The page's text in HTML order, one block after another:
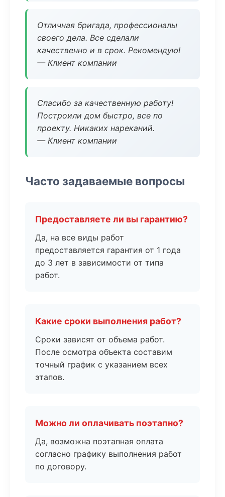
Отличная бригада, профессионалы
своего дела. Все сделали
качественно и в срок. Рекомендую!
— Клиент компании
Спасибо за качественную работу!
Построили дом быстро, все по
проекту. Никаких нареканий.
— Клиент компании
Часто задаваемые вопросы
Предоставляете ли вы гарантию?
Да, на все виды работ
предоставляется гарантия от 1 года
до 3 лет в зависимости от типа
работ.
Какие сроки выполнения работ?
Сроки зависят от объема работ.
После осмотра объекта составим
точный график с указанием всех
этапов.
Можно ли оплачивать поэтапно?
Да, возможна поэтапная оплата
согласно графику выполнения работ
по договору.